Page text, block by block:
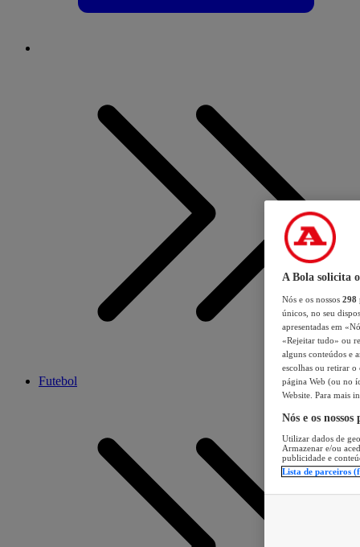
Futebol
A Bola solicita
Nós e os nossos 298
únicos, no seu
apresentadas em
«Rejeitar tudo» ou
alguns conteúdos e
escolhas ou retirar
página Web (ou no
Website. Para mais
Nós e os
Utilizar dados de
Armazenar e/ou
publicidade e
Lista de parceiros